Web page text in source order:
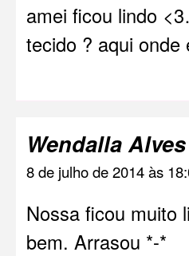
amei ficou lindo
tecido ? aqui
Wendalla Alves
8 de julho de 2014 às
Nossa ficou muito
bem. Arrasou *-*